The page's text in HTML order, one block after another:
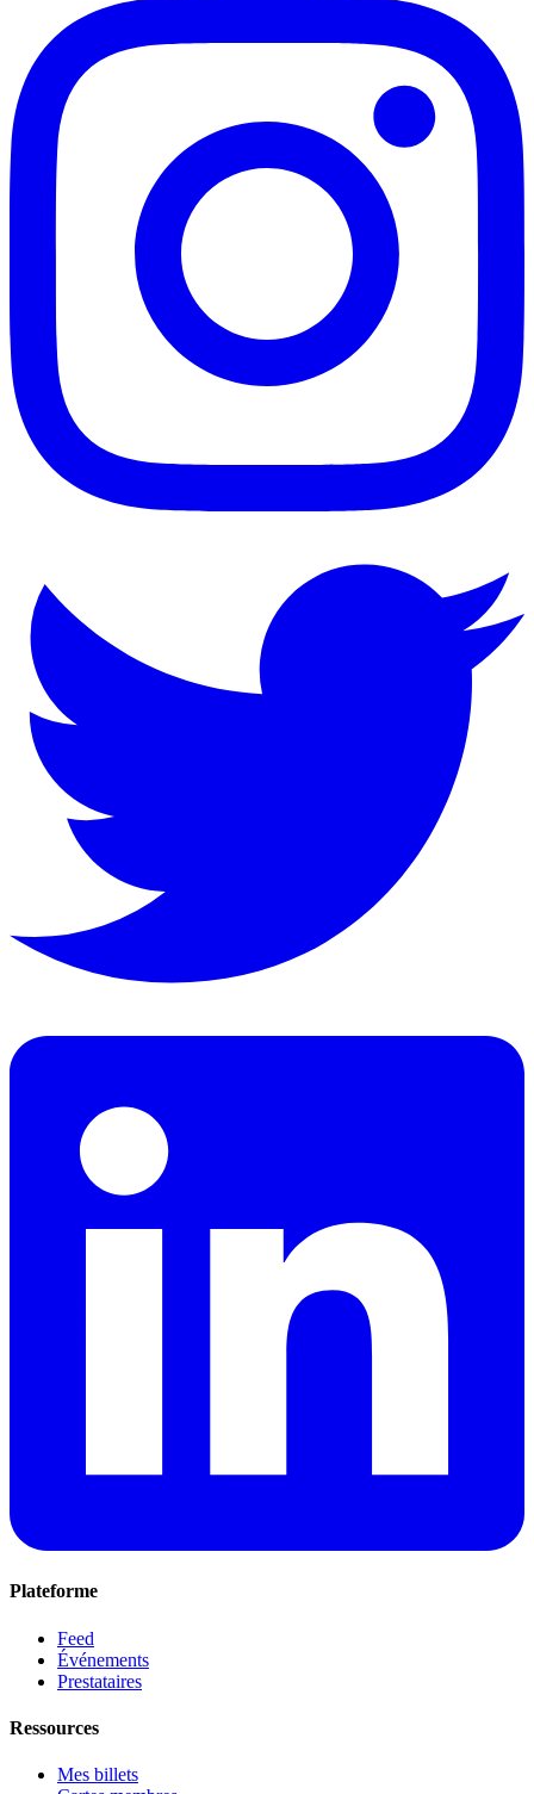
Plateforme
Feed
Événements
Prestataires
Ressources
Mes billets